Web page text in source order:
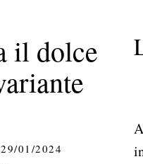
il dolce
29/01/2024